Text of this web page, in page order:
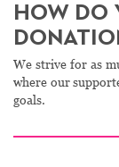
HOW DO
We strive for as
where our
goals.